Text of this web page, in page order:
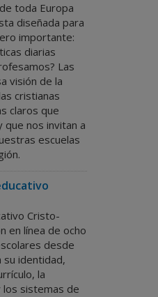
toda Europa
diseñada para
importante:
diarias
Las
visión de la
cristianas
claros que
que nos invitan a
escuelas
Cristo-
en línea de ocho
desde
su identidad,
la
los sistemas de